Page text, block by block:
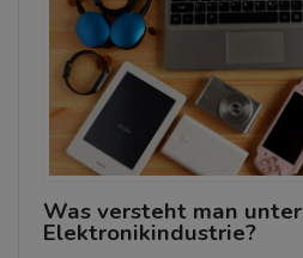
Was versteht man unter
Elektronikindustrie?